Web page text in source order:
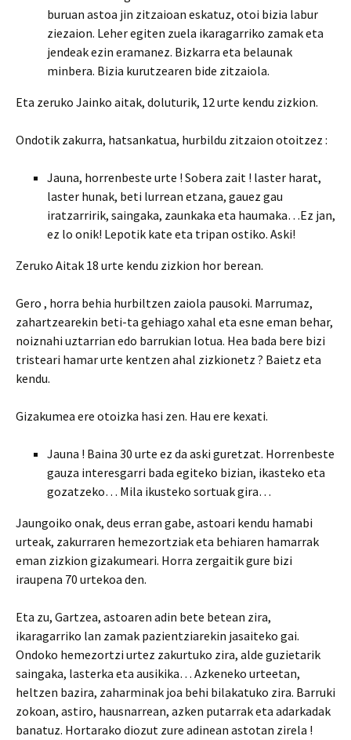
buruan astoa jin zitzaioan eskatuz, otoi bizia labur
ziezaion. Leher egiten zuela ikaragarriko zamak eta
jendeak ezin eramanez. Bizkarra eta belaunak
minbera. Bizia kurutzearen bide zitzaiola.
Eta zeruko Jainko aitak, doluturik, 12 urte kendu zizkion.
Ondotik zakurra, hatsankatua, hurbildu zitzaion otoitzez :
Jauna, horrenbeste urte ! Sobera zait ! laster harat,
laster hunak, beti lurrean etzana, gauez gau
iratzarririk, saingaka, zaunkaka eta haumaka…Ez jan,
ez lo onik! Lepotik kate eta tripan ostiko. Aski!
Zeruko Aitak 18 urte kendu zizkion hor berean.
Gero , horra behia hurbiltzen zaiola pausoki. Marrumaz,
zahartzearekin beti-ta gehiago xahal eta esne eman behar,
noiznahi uztarrian edo barrukian lotua. Hea bada bere bizi
tristeari hamar urte kentzen ahal zizkionetz ? Baietz eta
kendu.
Gizakumea ere otoizka hasi zen. Hau ere kexati.
Jauna ! Baina 30 urte ez da aski guretzat. Horrenbeste
gauza interesgarri bada egiteko bizian, ikasteko eta
gozatzeko… Mila ikusteko sortuak gira…
Jaungoiko onak, deus erran gabe, astoari kendu hamabi
urteak, zakurraren hemezortziak eta behiaren hamarrak
eman zizkion gizakumeari. Horra zergaitik gure bizi
iraupena 70 urtekoa den.
Eta zu, Gartzea, astoaren adin bete betean zira,
ikaragarriko lan zamak pazientziarekin jasaiteko gai.
Ondoko hemezortzi urtez zakurtuko zira, alde guzietarik
saingaka, lasterka eta ausikika… Azkeneko urteetan,
heltzen bazira, zaharminak joa behi bilakatuko zira. Barruki
zokoan, astiro, hausnarrean, azken putarrak eta adarkadak
banatuz. Hortarako diozut zure adinean astotan zirela !